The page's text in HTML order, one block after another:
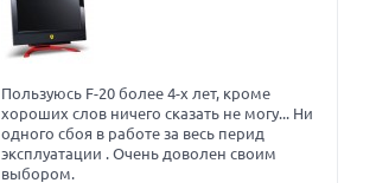
Пользуюсь F-20 более 4-х лет, кроме
хороших слов ничего сказать не могу... Ни
одного сбоя в работе за весь перид
эксплуатации . Очень доволен своим
выбором.